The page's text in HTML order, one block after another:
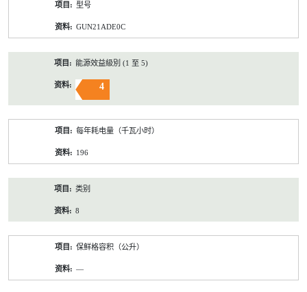
型号
GUN21ADE0C
能源效益級別 (1 至 5)
4
每年耗电量（千瓦小时）
196
类别
8
保鲜格容积（公升）
—